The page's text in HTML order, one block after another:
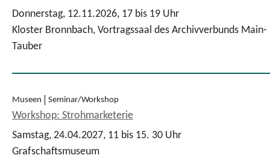
Donnerstag, 12.11.2026, 17 bis 19 Uhr
Kloster Bronnbach, Vortragssaal des Archivverbunds Main-
Tauber
Museen Seminar/Workshop
Workshop: Strohmarketerie
Samstag, 24.04.2027, 11 bis 15. 30 Uhr
Grafschaftsmuseum